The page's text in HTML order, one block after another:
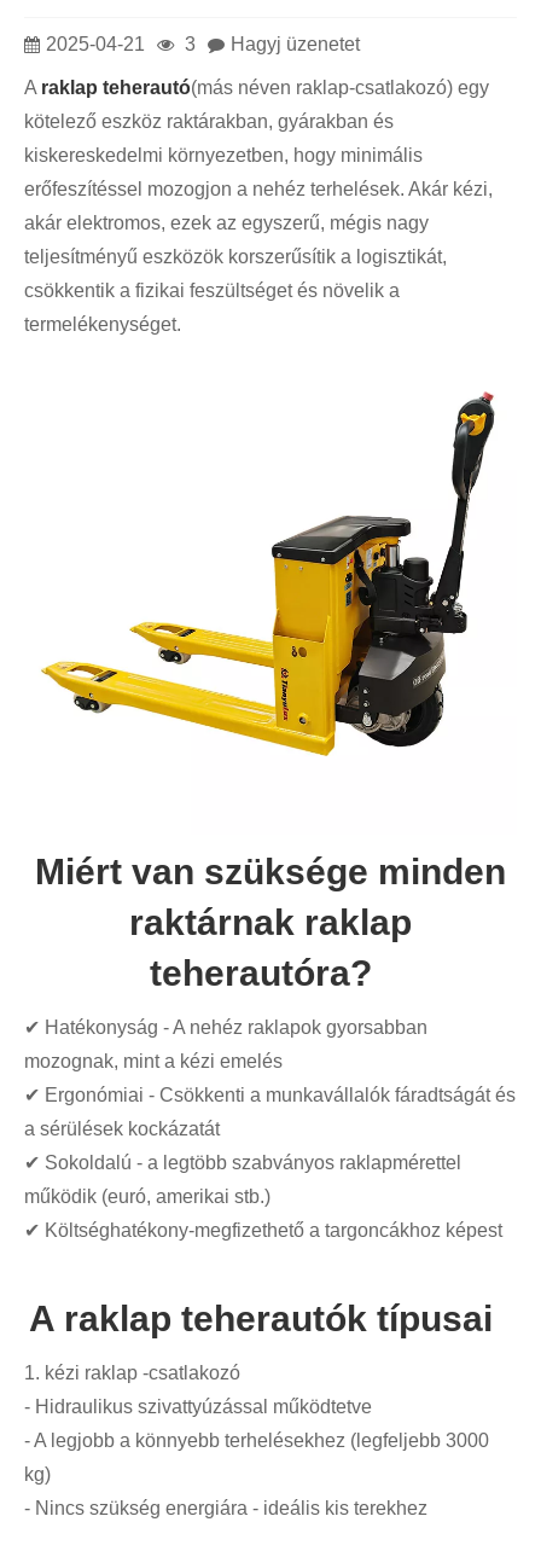
2025-04-21 3 Hagyj üzenetet
A raklap teherautó(más néven raklap-csatlakozó) egy
kötelező eszköz raktárakban, gyárakban és
kiskereskedelmi környezetben, hogy minimális
erőfeszítéssel mozogjon a nehéz terhelések. Akár kézi,
akár elektromos, ezek az egyszerű, mégis nagy
teljesítményű eszközök korszerűsítik a logisztikát,
csökkentik a fizikai feszültséget és növelik a
termelékenységet.
Miért van szüksége minden
raktárnak raklap
teherautóra?
✔ Hatékonyság - A nehéz raklapok gyorsabban
mozognak, mint a kézi emelés
✔ Ergonómiai - Csökkenti a munkavállalók fáradtságát és
a sérülések kockázatát
✔ Sokoldalú - a legtöbb szabványos raklapmérettel
működik (euró, amerikai stb.)
✔ Költséghatékony-megfizethető a targoncákhoz képest
A raklap teherautók típusai
1. kézi raklap -csatlakozó
- Hidraulikus szivattyúzással működtetve
- A legjobb a könnyebb terhelésekhez (legfeljebb 3000
kg)
- Nincs szükség energiára - ideális kis terekhez